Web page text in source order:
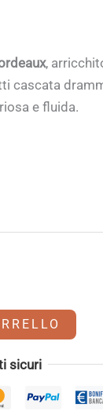
,
cascata
e fluida.
sicuri